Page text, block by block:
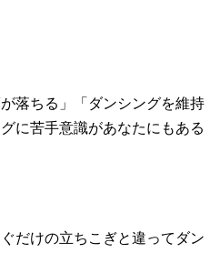
落ちる」「ダンシングを維持
に苦手意識があなたにもある
だけの立ちこぎと違ってダン